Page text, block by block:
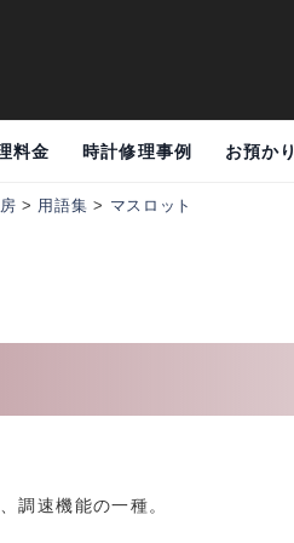
料金 時計修理事例 お預か
> 用語集 > マスロット
調速機能の一種。